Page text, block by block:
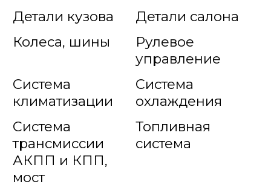
Детали кузова
Детали салона
Колеса, шины
Рулевое
управление
Система
климатизации
Система
охлаждения
Система
трансмиссии
АКПП и КПП,
мост
Топливная
система